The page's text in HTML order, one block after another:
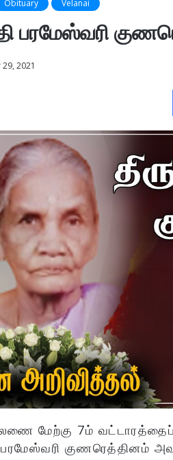
Obituary Velanai
பரமேஸ்வரி
2021
மேற்கு 7ம் வட்டாரத்தைப்
குணரெத்தினம்